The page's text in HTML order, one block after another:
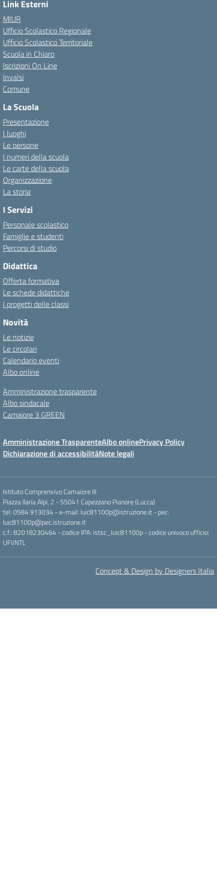
Link Esterni
MIUR
Ufficio Scolastico Regionale
Ufficio Scolastico Territoriale
Scuola in Chiaro
Iscrizioni On Line
Invalsi
Comune
La Scuola
Presentazione
I luoghi
Le persone
I numeri della scuola
Le carte della scuola
Organizzazione
La storia
I Servizi
Personale scolastico
Famiglie e studenti
Percorsi di studio
Didattica
Offerta formativa
Le schede didattiche
I progetti delle classi
Novità
Le notizie
Le circolari
Calendario eventi
Albo online
Amministrazione trasparente
Albo sindacale
Camaiore 3 GREEN
Amministrazione TrasparenteAlbo onlinePrivacy Policy
Dichiarazione di accessibilitàNote legali
Istituto Comprensivo Camaiore III
Piazza Ilaria Alpi, 2 - 55041 Capezzano Pianore (Lucca)
tel: 0584 913034 - e-mail: luic81100p@istruzione.it - pec:
luic81100p@pec.istruzione.it
c.f.: 82018230464 - codice IPA: istsc_luic81100p - codice univoco ufficio:
UFVNTL
Concept & Design by Designers Italia